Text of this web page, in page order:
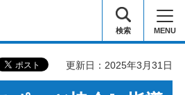
検索 MENU
更新日：2025年3月31日